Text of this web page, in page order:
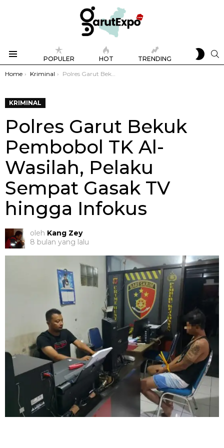
POPULER HOT TRENDING
SKIN
You are here:
Home Kriminal Polres Garut Bekuk Pembobol TK Al-Wasilah, Pelaku Sempat Gasak TV hingga Infokus
KRIMINAL
Polres Garut Bekuk
Pembobol TK Al-
Wasilah, Pelaku
Sempat Gasak TV
hingga Infokus
oleh Kang Zey
8 bulan yang lalu